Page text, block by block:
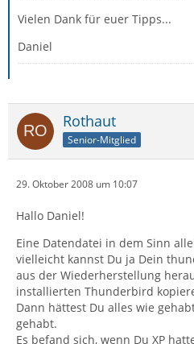
Vielen Dank für euer Tipps...
Daniel
Rothaut
Senior-Mitglied
29. Oktober 2008 um 10:07
Hallo Daniel!
Eine Datendatei in dem Sinn
vielleicht kannst Du ja Dein
aus der Wiederherstellung
installierten Thunderbird
Dann hättest Du alles wie
gehabt.
Es befand sich, wenn Du XP